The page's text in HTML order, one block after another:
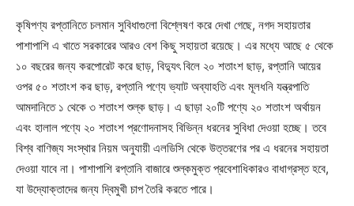
কৃষিপণ্য রপ্তানিতে চলমান সুবিধাগুলো বিশ্লেষণ করে দেখা গেছে, নগদ সহায়তার
পাশাপাশি এ খাতে সরকারের আরও বেশ কিছু সহায়তা রয়েছে। এর মধ্যে আছে ৫ থেকে
১০ বছরের জন্য করপোরেট করে ছাড়, বিদ্যুৎ বিলে ২০ শতাংশ ছাড়, রপ্তানি আয়ের
ওপর ৫০ শতাংশ কর ছাড়, রপ্তানি পণ্যে ভ্যাট অব্যাহতি এবং মূলধনি যন্ত্রপাতি
আমদানিতে ১ থেকে ৩ শতাংশ শুল্ক ছাড়। এ ছাড়া ২০টি পণ্যে ২০ শতাংশ অর্থায়ন
এবং হালাল পণ্যে ২০ শতাংশ প্রণোদনাসহ বিভিন্ন ধরনের সুবিধা দেওয়া হচ্ছে। তবে
বিশ্ব বাণিজ্য সংস্থার নিয়ম অনুযায়ী এলডিসি থেকে উত্তরণের পর এ ধরনের সহায়তা
দেওয়া যাবে না। পাশাপাশি রপ্তানি বাজারে শুল্কমুক্ত প্রবেশাধিকারও বাধাগ্রস্ত হবে,
যা উদ্যোক্তাদের জন্য দ্বিমুখী চাপ তৈরি করতে পারে।